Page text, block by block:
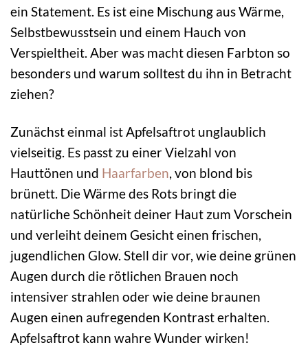
ein Statement. Es ist eine Mischung aus Wärme,
Selbstbewusstsein und einem Hauch von
Verspieltheit. Aber was macht diesen Farbton so
besonders und warum solltest du ihn in Betracht
ziehen?
Zunächst einmal ist Apfelsaftrot unglaublich
vielseitig. Es passt zu einer Vielzahl von
Hauttönen und Haarfarben, von blond bis
brünett. Die Wärme des Rots bringt die
natürliche Schönheit deiner Haut zum Vorschein
und verleiht deinem Gesicht einen frischen,
jugendlichen Glow. Stell dir vor, wie deine grünen
Augen durch die rötlichen Brauen noch
intensiver strahlen oder wie deine braunen
Augen einen aufregenden Kontrast erhalten.
Apfelsaftrot kann wahre Wunder wirken!